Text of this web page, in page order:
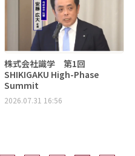
株式会社識学 第1回
SHIKIGAKU High-Phase
Summit
2026.07.31 16:56